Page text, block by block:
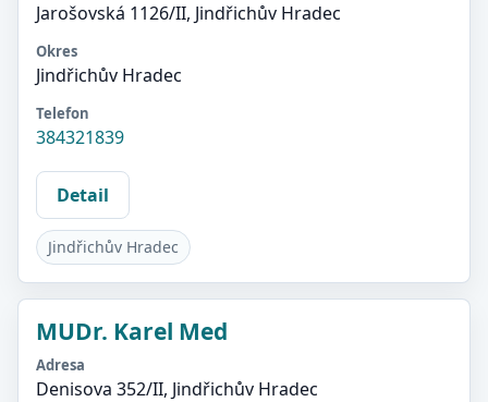
Jarošovská 1126/II, Jindřichův Hradec
Okres
Jindřichův Hradec
Telefon
384321839
Detail
Jindřichův Hradec
MUDr. Karel Med
Adresa
Denisova 352/II, Jindřichův Hradec